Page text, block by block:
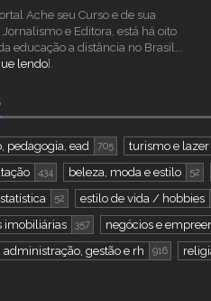
Ache seu Curso e de sua
e Editora, está há oito
educação a distância no Brasil...
lendo].
pedagogia, ead 705
turismo e lazer
434 beleza, moda e estilo 52
52
estilo de vida / hobbies
imobiliárias
357
negócios e
administração, gestão e rh 916